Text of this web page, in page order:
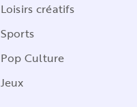
Loisirs créatifs
Sports
Pop Culture
Jeux